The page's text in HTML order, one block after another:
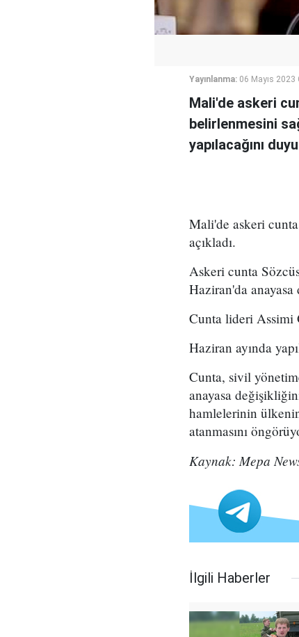
Yayınlanma: 06 Mayıs
Mali'de askeri
belirlenmesini
yapılacağını
Mali'de askeri
açıkladı.
Askeri cunta
Haziran'da
Cunta lideri Assimi
Haziran ayında
Cunta, sivil
anayasa
hamlelerinin
atanmasını
Kaynak: Mepa
İlgili Haberler